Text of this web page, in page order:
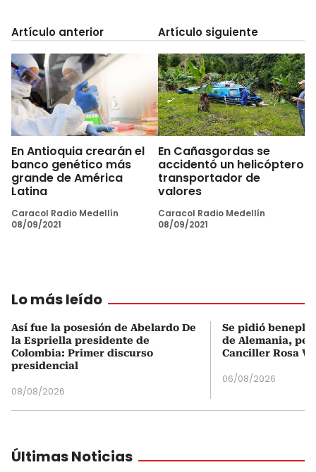
Artículo anterior
En Antioquia crearán el
banco genético más
grande de América
Latina
Caracol Radio Medellín
08/09/2021
Artículo siguiente
En Cañasgordas se
accidentó un helicóptero
transportador de
valores
Caracol Radio Medellín
08/09/2021
Lo más leído
Así fue la posesión de Abelardo De
la Espriella presidente de
Colombia: Primer discurso
presidencial
08/08/2026
Se pidió
de Alemania,
Canciller Rosa
06/08/2026
Últimas Noticias